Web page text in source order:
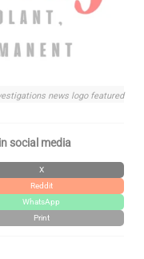
news logo featured
social media
X
Reddit
WhatsApp
Print